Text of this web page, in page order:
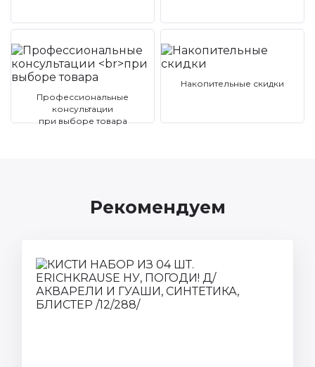
Профессиональные
консультации
при выборе товара
Накопительные скидки
Рекомендуем